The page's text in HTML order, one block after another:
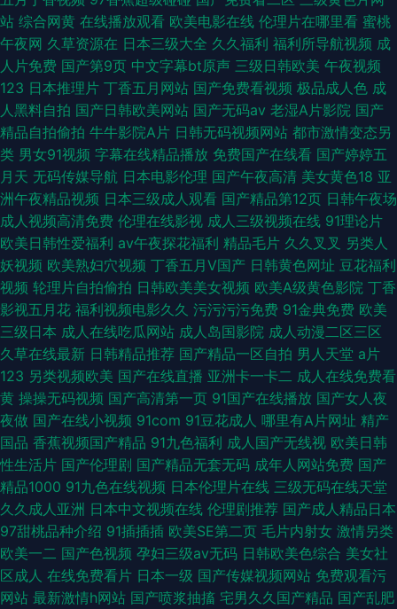
站 综合网黄 在线播放观看 欧美电影在线 伦理片在哪里看 蜜桃
午夜网 久草资源在 日本三级大全 久久福利 福利所导航视频 成
人片免费 国产第9页 中文字幕bt原声 三级日韩欧美 午夜视频
123 日本推理片 丁香五月网站 国产免费看视频 极品成人色 成
人黑料自拍 国产日韩欧美网站 国产无码av 老湿A片影院 国产
精品自拍偷拍 牛牛影院A片 日韩无码视频网站 都市激情变态另
类 男女91视频 字幕在线精品播放 免费国产在线看 国产婷婷五
月天 无码传媒导航 日本电影伦理 国产午夜高清 美女黄色18 亚
洲午夜精品视频 日本三级成人观看 国产精品第12页 日韩午夜场
成人视频高清免费 伦理在线影视 成人三级视频在线 91理论片
欧美日韩性爱福利 av午夜探花福利 精品毛片 久久叉叉 另类人
妖视频 欧美熟妇穴视频 丁香五月V国产 日韩黄色网址 豆花福利
视频 轮理片自拍偷拍 日韩欧美美女视频 欧美A级黄色影院 丁香
影视五月花 福利视频电影久久 污污污污免费 91金典免费 欧美
三级日本 成人在线吃瓜网站 成人岛国影院 成人动漫二区三区
久草在线最新 日韩精品推荐 国产精品一区自拍 男人天堂 a片
123 另类视频欧美 国产在线直播 亚洲卡一卡二 成人在线免费看
黄 操操无码视频 国产高清第一页 91国产在线播放 国产女人夜
夜做 国产在线小视频 91com 91豆花成人 哪里有A片网址 精产
国品 香蕉视频国产精品 91九色福利 成人国产无线视 欧美日韩
性生活片 国产伦理剧 国产精品无套无码 成年人网站免费 国产
精品1000 91九色在线视频 日本伦理片在线 三级无码在线天堂
久久成人亚洲 日本中文视频在线 伦理剧推荐 国产成人精品日本
97甜桃品种介绍 91插插插 欧美SE第二页 毛片内射女 激情另类
欧美一二 国产色视频 孕妇三级av无码 日韩欧美色综合 美女社
区成人 在线免费看片 日本一级 国产传媒视频网站 免费观看污
网站 最新激情h网站 国产喷浆抽搐 宅男久久国产精品 国产乱肥